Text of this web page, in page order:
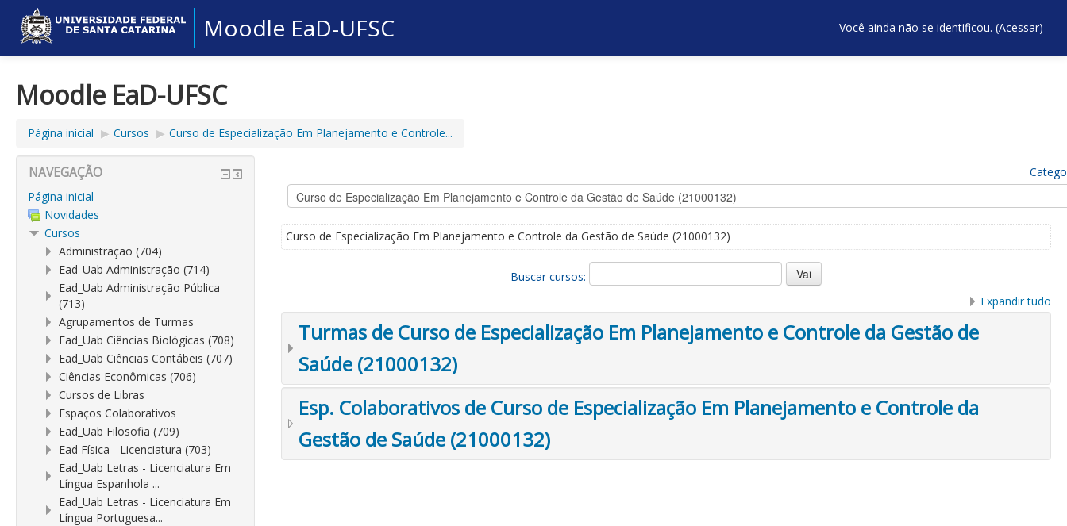
Moodle EaD-UFSC Você ainda não se identificou. (Acessar)
Moodle EaD-UFSC
Página inicial ▶︎ Cursos ▶︎ Curso de Especialização Em Planejamento e Controle...
Curso de Especialização Em Planejamento e Controle da Gestão de Saúde (21000132)
Buscar cursos:
Expandir tudo
Turmas de Curso de Especialização Em Planejamento e Controle da Gestão de
Saúde (21000132)
Esp. Colaborativos de Curso de Especialização Em Planejamento e Controle da
Gestão de Saúde (21000132)
NAVEGAÇÃO
Página inicial
Novidades
Cursos
Administração (704)
Ead_Uab Administração (714)
Ead_Uab Administração Pública
(713)
Agrupamentos de Turmas
Ead_Uab Ciências Biológicas (708)
Ead_Uab Ciências Contábeis (707)
Ciências Econômicas (706)
Cursos de Libras
Espaços Colaborativos
Ead_Uab Filosofia (709)
Ead Física - Licenciatura (703)
Ead_Uab Letras - Licenciatura Em
Língua Espanhola ...
Ead_Uab Letras - Licenciatura Em
Língua Portuguesa...